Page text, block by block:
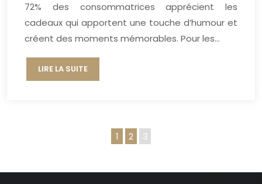
72% des consommatrices apprécient les
cadeaux qui apportent une touche d’humour et
créent des moments mémorables. Pour les…
LIRE LA SUITE
1 2 3